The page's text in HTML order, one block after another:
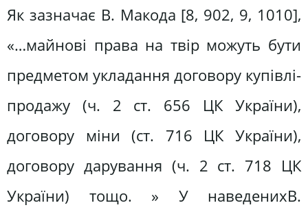
Як зазначає В. Макода [8, 902, 9, 1010],
«…майнові права на твір можуть бути
предметом укладання договору купівлі-
продажу (ч. 2 ст. 656 ЦК України),
договору міни (ст. 716 ЦК України),
договору дарування (ч. 2 ст. 718 ЦК
України) тощо. » У наведенихВ.